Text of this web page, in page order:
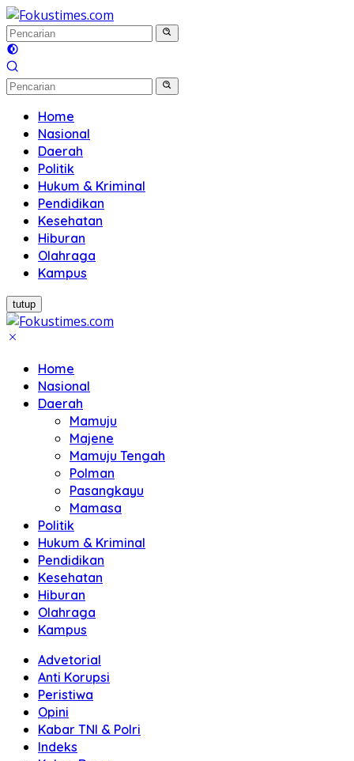
Langsung
ke
konten
Home
Nasional
Daerah
Politik
Hukum & Kriminal
Pendidikan
Kesehatan
Hiburan
Olahraga
Kampus
tutup
Home
Nasional
Daerah
Mamuju
Majene
Mamuju Tengah
Polman
Pasangkayu
Mamasa
Politik
Hukum & Kriminal
Pendidikan
Kesehatan
Hiburan
Olahraga
Kampus
Advetorial
Anti Korupsi
Peristiwa
Opini
Kabar TNI & Polri
Indeks